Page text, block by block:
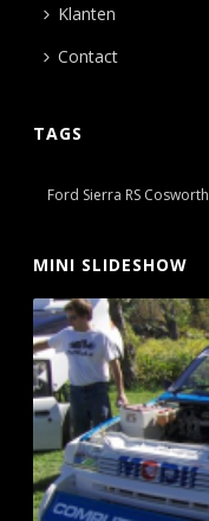
Klanten
Contact
TAGS
Ford Sierra RS Cosworth
MINI SLIDESHOW